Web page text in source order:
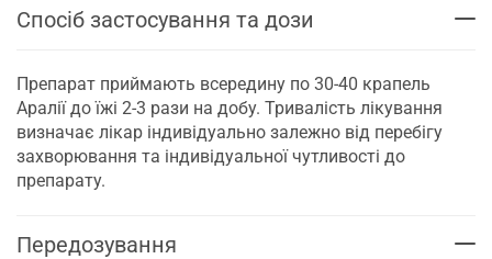
Спосіб застосування та дози
Препарат приймають всередину по 30-40 крапель
Аралії до їжі 2-3 рази на добу. Тривалість лікування
визначає лікар індивідуально залежно від перебігу
захворювання та індивідуальної чутливості до
препарату.
Передозування